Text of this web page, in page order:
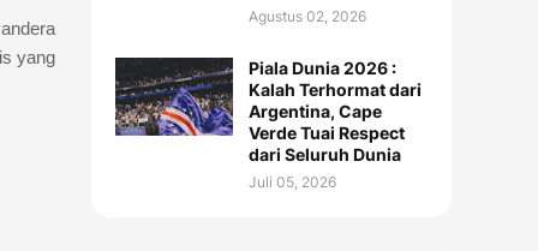
yang
Agustus 02, 2026
Piala Dunia 2026 :
Kalah Terhormat dari
Argentina, Cape
Verde Tuai Respect
dari Seluruh Dunia
Juli 05, 2026